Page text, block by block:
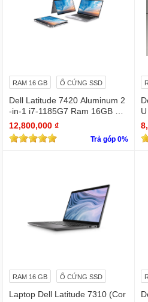
RAM 16 GB Ổ CỨNG SSD
Dell Latitude 7420 Aluminum 2
-in-1 i7-1185G7 Ram 16GB Ful
l HD TOUCH x360
12,800,000 ₫
Trả góp 0%
RAM 16 GB Ổ CỨNG SSD
Laptop Dell Latitude 7310 (Cor